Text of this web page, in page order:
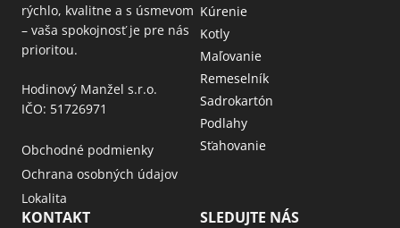
rýchlo, kvalitne a s úsmevom
– vaša spokojnosť je pre nás
prioritou.
Hodinový Manžel s.r.o.
IČO: 51726971
Obchodné podmienky
Ochrana osobných údajov
Lokalita
Kúrenie
Kotly
Maľovanie
Remeselník
Sadrokartón
Podlahy
Sťahovanie
KONTAKT SLEDUJTE NÁS